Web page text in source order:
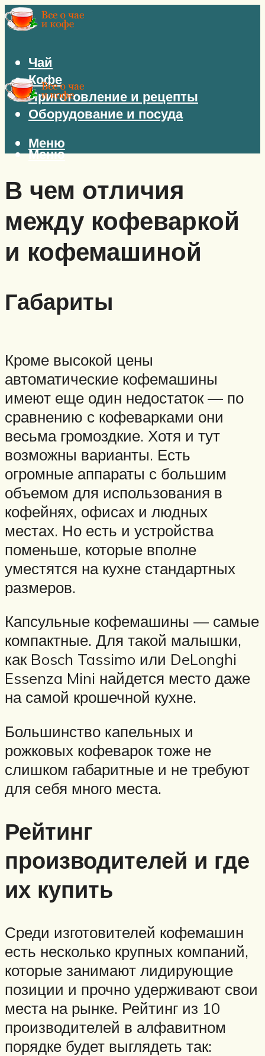
Чай
Кофе
Приготовление и рецепты
Оборудование и посуда
Меню
Меню
В чем отличия
между кофеваркой
и кофемашиной
Габариты
Кроме высокой цены
автоматические кофемашины
имеют еще один недостаток — по
сравнению с кофеварками они
весьма громоздкие. Хотя и тут
возможны варианты. Есть
огромные аппараты с большим
объемом для использования в
кофейнях, офисах и людных
местах. Но есть и устройства
поменьше, которые вполне
уместятся на кухне стандартных
размеров.
Капсульные кофемашины — самые
компактные. Для такой малышки,
как Bosch Tassimo или DeLonghi
Essenza Mini найдется место даже
на самой крошечной кухне.
Большинство капельных и
рожковых кофеварок тоже не
слишком габаритные и не требуют
для себя много места.
Рейтинг
производителей и где
их купить
Среди изготовителей кофемашин
есть несколько крупных компаний,
которые занимают лидирующие
позиции и прочно удерживают свои
места на рынке. Рейтинг из 10
производителей в алфавитном
порядке будет выглядеть так: